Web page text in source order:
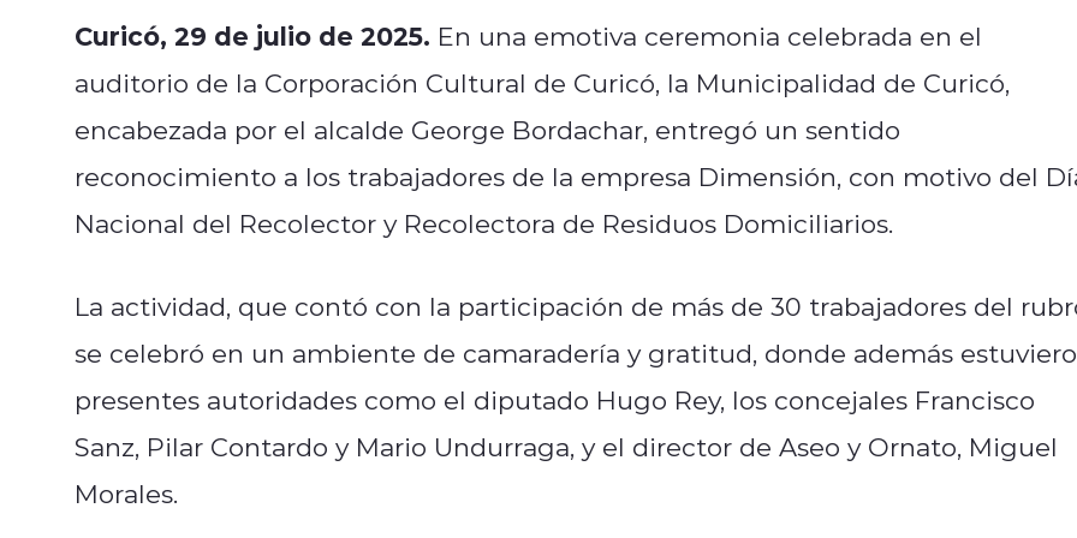
Curicó, 29 de julio de 2025. En una emotiva ceremonia celebrada en el
auditorio de la Corporación Cultural de Curicó, la Municipalidad de Curicó,
encabezada por el alcalde George Bordachar, entregó un sentido
reconocimiento a los trabajadores de la empresa Dimensión, con motivo del
Nacional del Recolector y Recolectora de Residuos Domiciliarios.
La actividad, que contó con la participación de más de 30 trabajadores del
se celebró en un ambiente de camaradería y gratitud, donde además
presentes autoridades como el diputado Hugo Rey, los concejales Francisco
Sanz, Pilar Contardo y Mario Undurraga, y el director de Aseo y Ornato, Miguel
Morales.